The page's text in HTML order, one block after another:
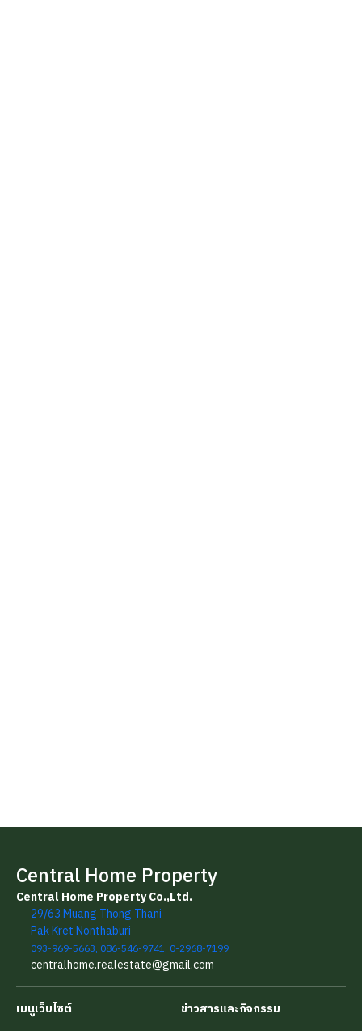
Central Home Property
Central Home Property Co.,Ltd.
29/63 Muang Thong Thani
Pak Kret Nonthaburi
093-969-5663, 086-546-9741, 0-2968-7199
centralhome.realestate@gmail.com
เมนูเว็บไซต์
ข่าวสารและกิจกรรม